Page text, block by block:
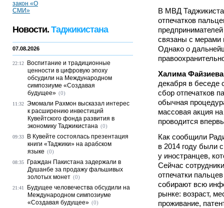
В МВД
отпечатков
связаны с мерами
Однако о
Халима Файзиева
декабря в беседе
сбор отпечатков
обычная
массовая акция
проводится
Как сообщили
в 2014 году были
у иностранцев,
Сейчас
отпечатки
собирают всю
рынке: возраст,
проживание,
Новости. Таджикистана
07.08.2026
22:12
Воспитание и традиционные
ценности в цифровую эпоху
обсудили на Международном
симпозиуме «Создавая
будущее» (0)
11:32 Эмомали Рахмон высказал интерес
к расширению инвестиций
Кувейтского фонда развития в
экономику Таджикистана (0)
09:33
В Кувейте состоялась презентация
книги «Таджики» на арабском
языке (0)
08:35
Граждан Пакистана задержали в
Душанбе за продажу фальшивых
золотых монет (0)
21:41
Будущее человечества обсудили на
Международном симпозиуме
«Создавая будущее» (0)